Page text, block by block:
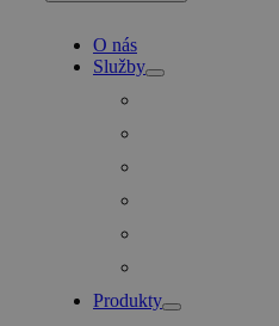
O nás
Služby
Produkty